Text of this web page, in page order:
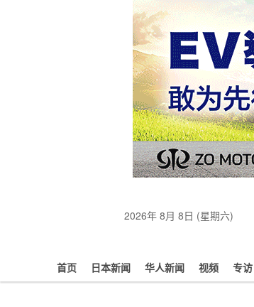
2026年 8月 8日 (星期六)
首页 日本新闻 华人新闻 视频 专访